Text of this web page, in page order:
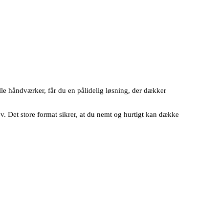
håndværker, får du en pålidelig løsning, der dækker
Det store format sikrer, at du nemt og hurtigt kan dække